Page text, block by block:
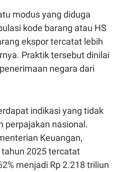
modus yang diduga
kode barang atau HS
ekspor tercatat lebih
Praktik tersebut dinilai
negara dari
indikasi yang tidak
perpajakan nasional.
Keuangan,
2025 tercatat
menjadi Rp 2.218 triliun